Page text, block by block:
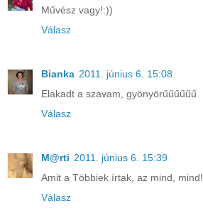
Művész vagy!:))
Válasz
Bianka 2011. június 6. 15:08
Elakadt a szavam, gyönyörűűűűűű
Válasz
M@rti 2011. június 6. 15:39
Amit a Többiek írtak, az mind, mind!
Válasz